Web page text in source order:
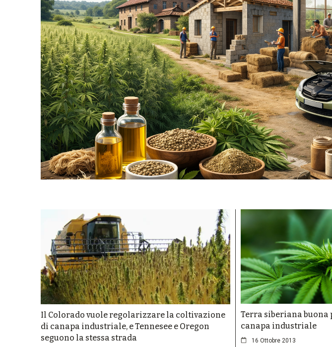
Il Colorado vuole regolarizzare la coltivazione
di canapa industriale, e Tennesee e Oregon
seguono la stessa strada
Terra siberiana buona
canapa industriale
16 Ottobre 2013